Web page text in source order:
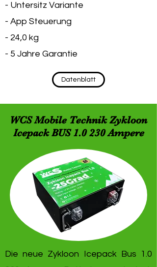
- Untersitz Variante
- App Steuerung
- 24,0 kg
- 5 Jahre Garantie
Datenblatt
WCS Mobile Technik Zykloon
Icepack BUS 1.0 230 Ampere
Die neue Zykloon Icepack Bus 1.0